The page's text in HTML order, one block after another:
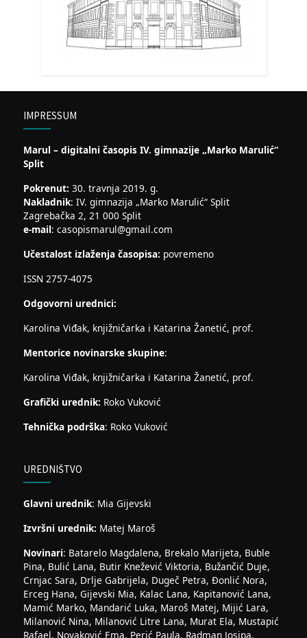
IMPRESSUM
Marul – digitalni časopis IV. gimnazije „Marko Marulić“
Split
Pokrenut: 30. travnja 2019. g.
Nakladnik: IV. gimnazija „Marko Marulić“ Split
Zagrebačka 2, 21 000 Split
e-mail: casopismarul@gmail.com
Učestalost izlaženja časopisa: povremeno
ISSN 2757-4075
Odgovorni urednici:
Karolina Viđak, knjižničarka i Katarina Žanetić, prof.
Mentorice novinarske skupine:
Karolina Viđak, knjižničarka i Katarina Žanetić, prof.
Grafički urednik: Roko Vuković
Tehnička podrška: Roko Vuković
UREDNIŠTVO
Glavni urednik: Mia Gijevski
Izvršni urednik: Matej Maroš
Novinari: Batarelo Magdalena, Brekalo Marijeta, Buble
Pina, Bulić Lana, Butir Knežević Viktoria, Bužančić Duje,
Crnjac Sara, Drlje Gabrijela, Dugeč Petra, Đonlić Nora,
Erceg Hana, Gijevski Mia, Kalac Lana, Kapitanović Lana,
Mamić Marko, Mandarić Luka, Maroš Matej, Mijić Lara,
Milanović Nina, Milanović Litre Lana, Murat Ela, Mustapić
Rafael, Novaković Ema, Perić Paula, Radman Josipa,